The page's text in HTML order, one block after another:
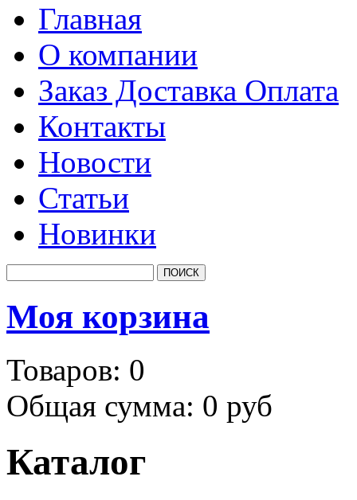
Главная
О компании
Заказ Доставка Оплата
Контакты
Новости
Статьи
Новинки
Моя корзина
Товаров: 0
Общая сумма: 0 руб
Каталог